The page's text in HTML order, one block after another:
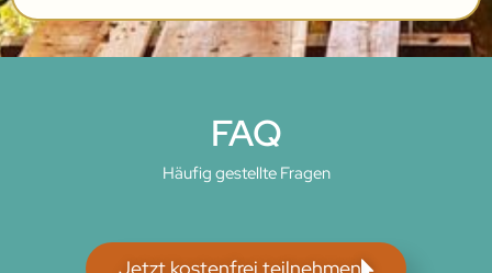
FAQ
Häufig gestellte Fragen
Jetzt kostenfrei teilnehmen